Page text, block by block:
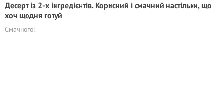
Десерт із 2-х інгредієнтів. Корисний і смачний настільки, що
хоч щодня готуй
Смачного!